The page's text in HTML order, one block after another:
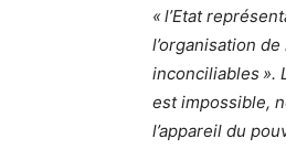
« l’Etat
l’organisation
inconciliables ».
est impossible,
l’appareil du